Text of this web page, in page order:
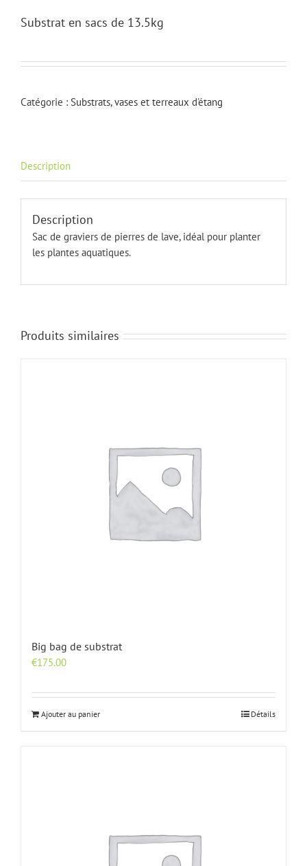
Substrat en sacs de 13.5kg
Catégorie : Substrats, vases et terreaux d'étang
Description
Description
Sac de graviers de pierres de lave, idéal pour planter
les plantes aquatiques.
Produits similaires
Big bag de substrat
€175.00
Ajouter au panier Détails